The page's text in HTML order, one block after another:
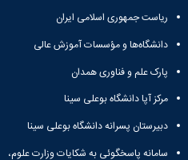
ریاست جمهوری اسلامی ایران
دانشگاه‌ها و مؤسسات آموزش عالی
پارک علم و فناوری همدان
مرکز آپا دانشگاه بوعلی سینا
دبیرستان پسرانه دانشگاه بوعلی سینا
سامانه پاسخگوئی به شکایات وزارت علوم،